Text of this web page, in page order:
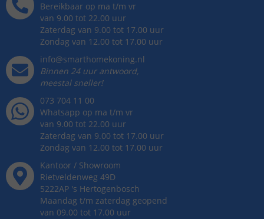
Bereikbaar op ma t/m vr
van 9.00 tot 22.00 uur
Zaterdag van 9.00 tot 17.00 uur
Zondag van 12.00 tot 17.00 uur
info@smarthomekoning.nl
Binnen 24 uur antwoord,
meestal sneller!
073 704 11 00
Whatsapp op ma t/m vr
van 9.00 tot 22.00 uur
Zaterdag van 9.00 tot 17.00 uur
Zondag van 12.00 tot 17.00 uur
Kantoor / Showroom
Rietveldenweg 49D
5222AP 's Hertogenbosch
Maandag t/m zaterdag geopend
van 09.00 tot 17.00 uur